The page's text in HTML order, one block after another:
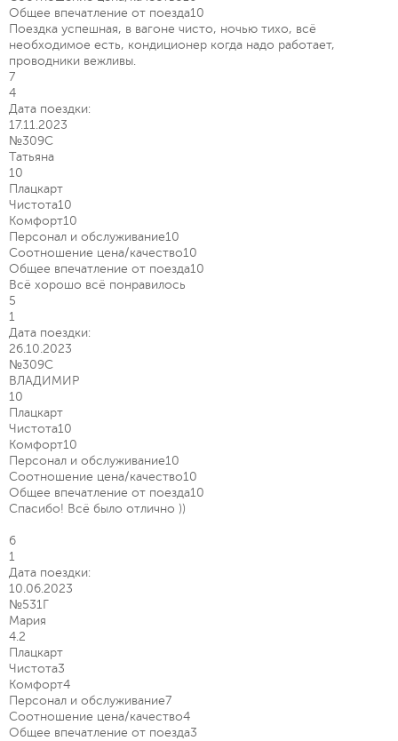
Общее впечатление от поезда10
Поездка успешная, в вагоне чисто, ночью тихо, всё
необходимое есть, кондиционер когда надо работает,
проводники вежливы.
7
4
Дата поездки:
17.11.2023
№309С
Татьяна
10
Плацкарт
Чистота10
Комфорт10
Персонал и обслуживание10
Соотношение цена/качество10
Общее впечатление от поезда10
Всё хорошо всё понравилось
5
1
Дата поездки:
26.10.2023
№309С
ВЛАДИМИР
10
Плацкарт
Чистота10
Комфорт10
Персонал и обслуживание10
Соотношение цена/качество10
Общее впечатление от поезда10
Спасибо! Всё было отлично ))
6
1
Дата поездки:
10.06.2023
№531Г
Мария
4.2
Плацкарт
Чистота3
Комфорт4
Персонал и обслуживание7
Соотношение цена/качество4
Общее впечатление от поезда3